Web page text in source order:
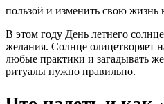
пользой и изменить свою жизнь
В этом году День летнего
желания. Солнце олицетворяет
любые практики и загадывать
ритуалы нужно правильно.